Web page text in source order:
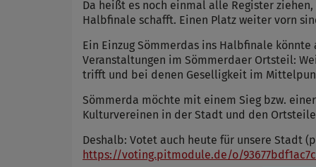
Da heißt es noch einmal alle Register
Halbfinale schafft. Einen Platz weiter vorn
Ein Einzug Sömmerdas ins Halbfinale
Veranstaltungen im Sömmerdaer Ortsteil:
trifft und bei denen Geselligkeit im
Sömmerda möchte mit einem Sieg bzw.
Kulturvereinen in der Stadt und den
Deshalb: Votet auch heute für unsere Stadt
https://voting.pitmodule.de/o/